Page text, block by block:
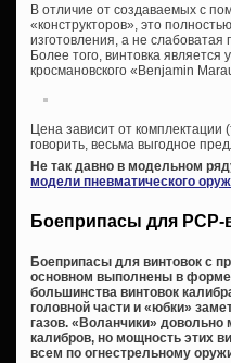
В отличие от создаваемых с
«конструкторов», это
изготовления, а не слабоватая
Более того, винтовка
кросмановского «Benjamin
Цена зависит от комплектации
говорить, весьма выгодное
Не так давно в модельном
модели пневматического
Боеприпасы для
Боеприпасы для винтовок с
основном выполнены в форме
большинства винтовок
головной части и «юбки»
газов. «Воланчики» довольно
калибров, но мощность этих
всем по огнестрельному